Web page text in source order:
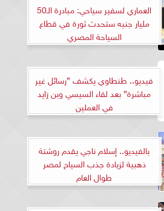
العماري لسفير سياحي: مبادرة الـ50
مليار جنيه ستحدث ثورة في قطاع
السياحة المصري
فيديو.. طنطاوي يكشف ”رسائل غير
مباشرة” بعد لقاء السيسي وبن زايد
في العملين
بالفيديو.. إسلام ناجي يقدم روشتة
ذهبية لزيادة جذب السياح لمصر
طوال العام